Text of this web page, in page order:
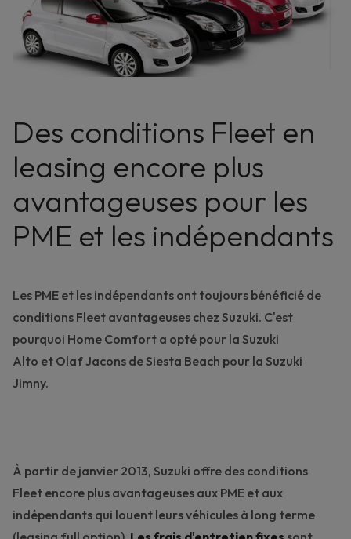
Des conditions Fleet en
leasing encore plus
avantageuses pour les
PME et les indépendants
Les PME et les indépendants ont toujours bénéficié de
conditions Fleet avantageuses chez Suzuki. C'est
pourquoi Home Comfort a opté pour la Suzuki
Alto et Olaf Jacons de Siesta Beach pour la Suzuki
Jimny.
À partir de janvier 2013, Suzuki offre des conditions
Fleet encore plus avantageuses aux PME et aux
indépendants qui louent leurs véhicules à long terme